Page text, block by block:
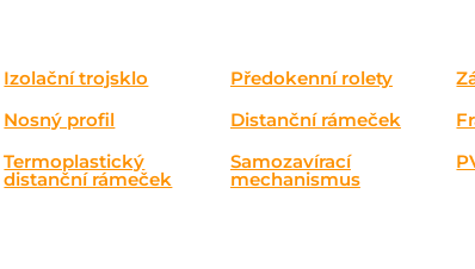
Izolační trojsklo Předokenní rolety
Nosný profil Distanční rámeček
Termoplastický
distanční rámeček
Samozavírací
mechanismus